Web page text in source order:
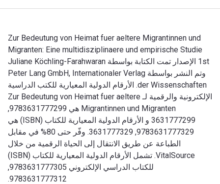
Zur Bedeutung von Heimat fuer aeltere Migrantinnen und
Migranten: Eine multidisziplinaere und empirische Studie
1st الإصدار تمت الكتابة بواسطة Juliane Köchling-Farahwaran
وتم النشر بواسطة Peter Lang GmbH, Internationaler Verlag
der Wissenschaften. الأرقام الدولية المعيارية للكتب الدراسية
الإلكترونية والرقمية لـ Zur Bedeutung von Heimat fuer aeltere
Migrantinnen und Migranten هي 9783631777299,
3631777299 و الأرقام الدولية المعيارية للكتاب (ISBN) هي
9783631777329, 3631777329. وفّر حتى 80% في مقابل
الطباعة عن طريق الانتقال إلى الحياة الرقمية من خلال
VitalSource. تشمل الأرقام الدولية المعيارية للكتاب (ISBN)
للكتاب الدراسي الإلكتروني 9783631777305,
9783631777312.